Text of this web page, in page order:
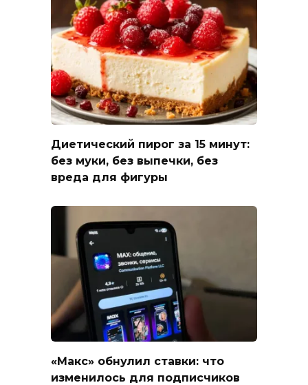
Диетический пирог за 15 минут:
без муки, без выпечки, без
вреда для фигуры
«Макс» обнулил ставки: что
изменилось для подписчиков